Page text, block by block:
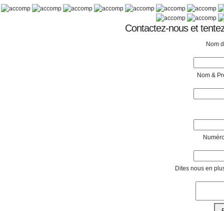
Contactez-nous et
Nom
Nom &
Dites nous en